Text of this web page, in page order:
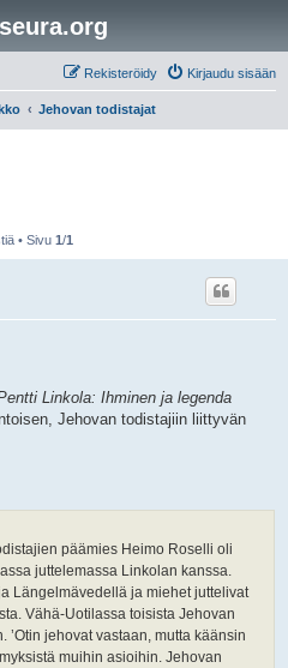
Kirjaudu sisään
Rekisteröidy
Jehovan todistajat
• Sivu 1/1
Linkola: Ihminen ja legenda
Jehovan todistajiin liittyvän
päämies Heimo Roselli oli
juttelemassa Linkolan kanssa.
Längelmävedellä ja miehet juttelivat
Vähä-Uotilassa toisista Jehovan
’Otin jehovat vastaan, mutta käänsin
muihin asioihin. Jehovan